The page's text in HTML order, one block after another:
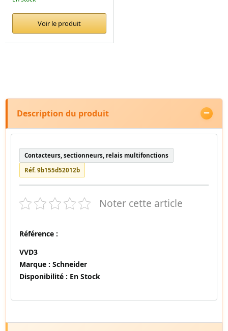
Voir le produit
Description du produit
Contacteurs, sectionneurs, relais multifonctions
Réf. 9b155d52012b
Noter cette article
Référence :
VVD3
Marque : Schneider
Disponibilité : En Stock